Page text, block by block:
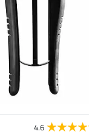
4.6